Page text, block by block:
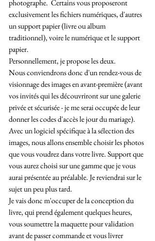
photographe.  Certains vous proposeront
exclusivement les fichiers numériques, d'autres
un support papier (livre ou album
traditionnel), voire le numérique et le support
papier.
Personnellement, je propose les deux.
Nous conviendrons donc d'un rendez-vous de
visionnage des images en avant-première (avant
vos invités qui les découvriront sur une galerie
privée et sécurisée - je me serai occupée de leur
donner les codes d'accès le jour du mariage).
Avec un logiciel spécifique à la sélection des
images, nous allons ensemble choisir les photos
que vous voudrez dans votre livre. Support que
vous aurez choisi sur une gamme que je vous
aurai présentée au préalable. Je reviendrai sur le
sujet un peu plus tard.
Je vais donc m'occuper de la conception du
livre, qui prend également quelques heures,
vous soumettre la maquette pour validation
avant de passer commande et vous livrer